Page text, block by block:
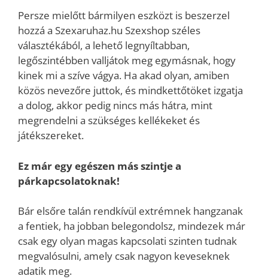
Persze mielőtt bármilyen eszközt is beszerzel
hozzá a Szexaruhaz.hu Szexshop széles
választékából, a lehető legnyíltabban,
legőszintébben valljátok meg egymásnak, hogy
kinek mi a szíve vágya. Ha akad olyan, amiben
közös nevezőre juttok, és mindkettőtöket izgatja
a dolog, akkor pedig nincs más hátra, mint
megrendelni a szükséges kellékeket és
játékszereket.
Ez már egy egészen más szintje a
párkapcsolatoknak!
Bár elsőre talán rendkívül extrémnek hangzanak
a fentiek, ha jobban belegondolsz, mindezek már
csak egy olyan magas kapcsolati szinten tudnak
megvalósulni, amely csak nagyon keveseknek
adatik meg.